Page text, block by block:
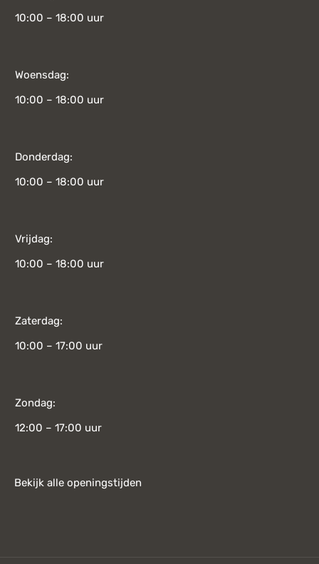
10:00 – 18:00 uur
Woensdag:
10:00 – 18:00 uur
Donderdag:
10:00 – 18:00 uur
Vrijdag:
10:00 – 18:00 uur
Zaterdag:
10:00 – 17:00 uur
Zondag:
12:00 – 17:00 uur
Bekijk alle openingstijden